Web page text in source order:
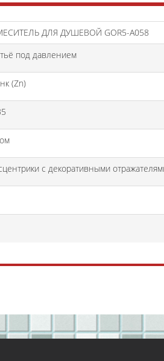
ДЛЯ ДУШЕВОЙ GOR5-A058
под давлением
(Zn)
с декоративными